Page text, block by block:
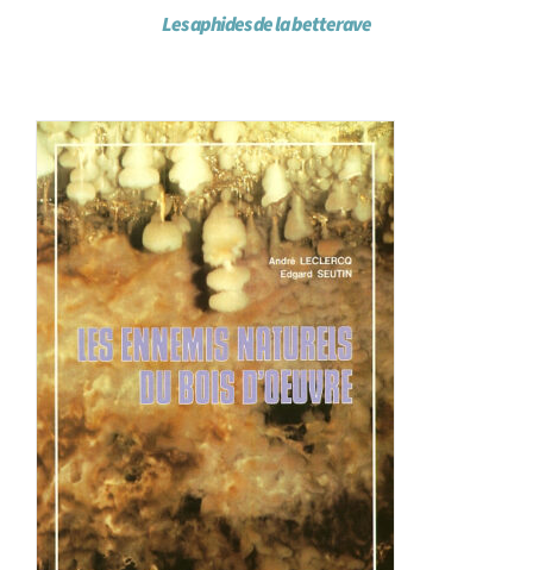
Les aphides de la betterave